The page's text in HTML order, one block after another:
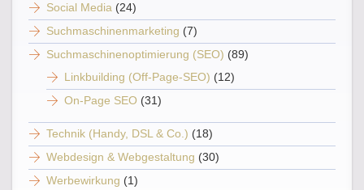
Social Media (24)
Suchmaschinenmarketing (7)
Suchmaschinenoptimierung (SEO) (89)
Linkbuilding (Off-Page-SEO) (12)
On-Page SEO (31)
Technik (Handy, DSL & Co.) (18)
Webdesign & Webgestaltung (30)
Werbewirkung (1)